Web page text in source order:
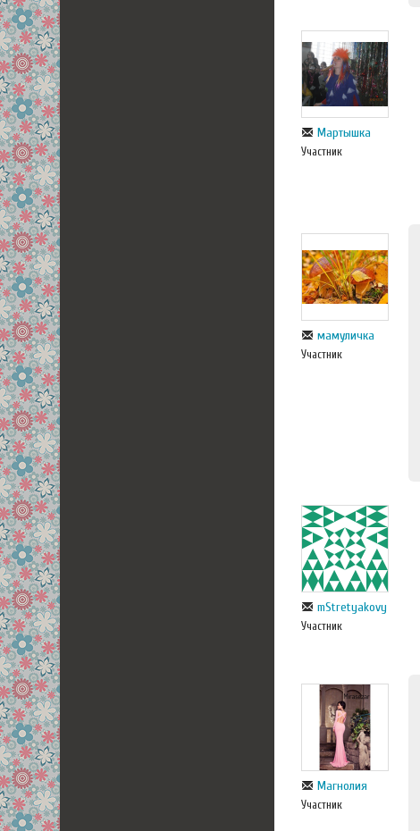
Мартышка
Участник
мамуличка
Участник
mStretyakovy
Участник
Магнолия
Участник